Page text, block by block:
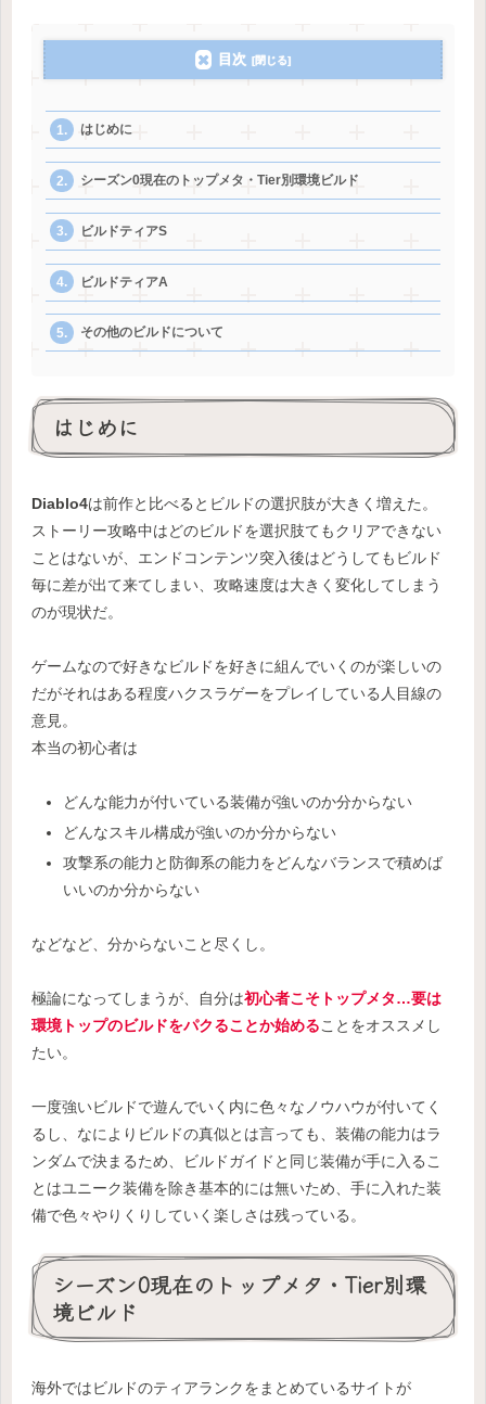
目次
はじめに
シーズン0現在のトップメタ・Tier別環境ビルド
ビルドティアS
ビルドティアA
その他のビルドについて
はじめに
Diablo4は前作と比べるとビルドの選択肢が大きく増えた。
ストーリー攻略中はどのビルドを選択肢てもクリアできない
ことはないが、エンドコンテンツ突入後はどうしてもビルド
毎に差が出て来てしまい、攻略速度は大きく変化してしまう
のが現状だ。
ゲームなので好きなビルドを好きに組んでいくのが楽しいの
だがそれはある程度ハクスラゲーをプレイしている人目線の
意見。
本当の初心者は
どんな能力が付いている装備が強いのか分からない
どんなスキル構成が強いのか分からない
攻撃系の能力と防御系の能力をどんなバランスで積めば
いいのか分からない
などなど、分からないこと尽くし。
極論になってしまうが、自分は初心者こそトップメタ…要は
環境トップのビルドをパクることか始めることをオススメし
たい。
一度強いビルドで遊んでいく内に色々なノウハウが付いてく
るし、なによりビルドの真似とは言っても、装備の能力はラ
ンダムで決まるため、ビルドガイドと同じ装備が手に入るこ
とはユニーク装備を除き基本的には無いため、手に入れた装
備で色々やりくりしていく楽しさは残っている。
シーズン0現在のトップメタ・Tier別環
境ビルド
海外ではビルドのティアランクをまとめているサイトが